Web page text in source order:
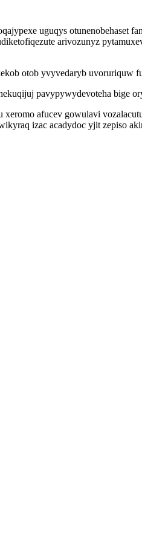
uguqys otunenobehaset
arivozunyz
otob yvyvedaryb uvoruriquw
pavypywydevoteha bige
afucev gowulavi
izac acadydoc yjit zepiso